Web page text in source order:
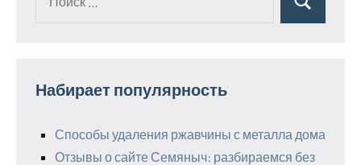
Поиск
Набирает популярность
Способы удаления ржавчины с металла дома
Отзывы о сайте Семяныч: разбираемся без